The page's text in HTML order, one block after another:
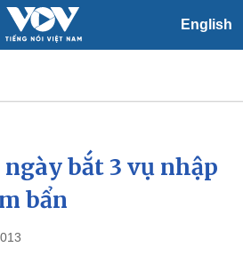
English
Xã hội
Dự báo thời tiết
bắt 3 vụ nhập
bẩn